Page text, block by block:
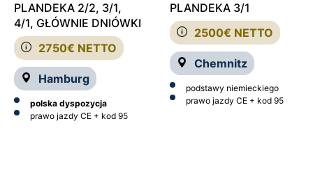
2750€ NETTO
Hamburg
PLANDEKA 2/2, 3/1,
4/1, GŁÓWNIE DNIÓWKI
polska dyspozycja
prawo jazdy CE + kod 95
2500€ NETTO
Chemnitz
PLANDEKA 3/1
podstawy niemieckiego
prawo jazdy CE + kod 95